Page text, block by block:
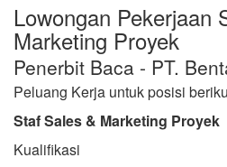
Lowongan Pekerjaan
Marketing Proyek
Penerbit Baca - PT.
Peluang Kerja untuk posisi
Staf Sales & Marketing Proyek
Kualifikasi